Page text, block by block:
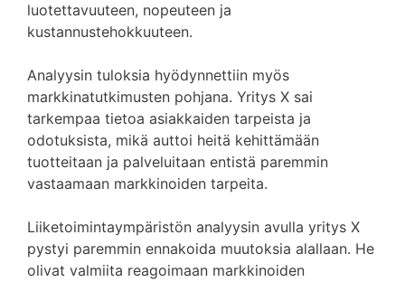
luotettavuuteen, nopeuteen ja
kustannustehokkuuteen.
Analyysin tuloksia hyödynnettiin myös
markkinatutkimusten pohjana. Yritys X sai
tarkempaa tietoa asiakkaiden tarpeista ja
odotuksista, mikä auttoi heitä kehittämään
tuotteitaan ja palveluitaan entistä paremmin
vastaamaan markkinoiden tarpeita.
Liiketoimintaympäristön analyysin avulla yritys X
pystyi paremmin ennakoida muutoksia alallaan. He
olivat valmiita reagoimaan markkinoiden